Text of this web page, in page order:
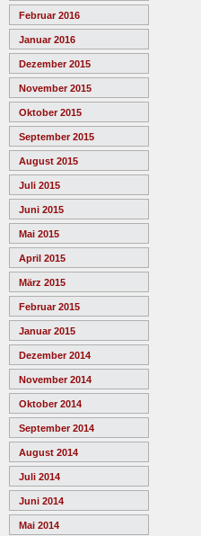
Februar 2016
Januar 2016
Dezember 2015
November 2015
Oktober 2015
September 2015
August 2015
Juli 2015
Juni 2015
Mai 2015
April 2015
März 2015
Februar 2015
Januar 2015
Dezember 2014
November 2014
Oktober 2014
September 2014
August 2014
Juli 2014
Juni 2014
Mai 2014